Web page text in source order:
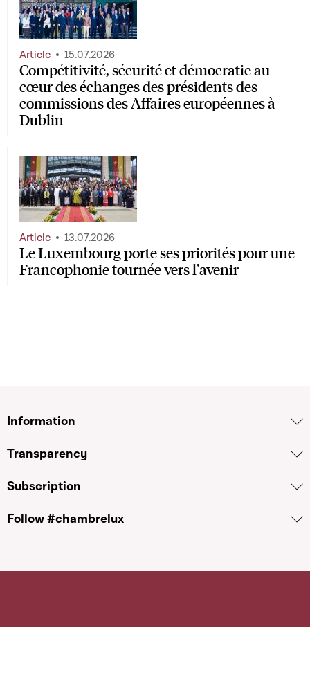
Compétitivité, sécurité et démocratie au
cœur des échanges des présidents des
commissions des Affaires européennes à
Dublin
Article 15.07.2026
Le Luxembourg porte ses priorités pour une
Francophonie tournée vers l’avenir
Article 13.07.2026
Information
Transparency
Subscription
Follow #chambrelux